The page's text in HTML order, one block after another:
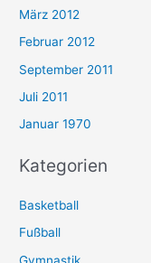
März 2012
Februar 2012
September 2011
Juli 2011
Januar 1970
Kategorien
Basketball
Fußball